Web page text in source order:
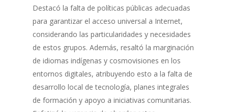
Destacó la falta de políticas públicas adecuadas
para garantizar el acceso universal a Internet,
considerando las particularidades y necesidades
de estos grupos. Además, resaltó la marginación
de idiomas indígenas y cosmovisiones en los
entornos digitales, atribuyendo esto a la falta de
desarrollo local de tecnología, planes integrales
de formación y apoyo a iniciativas comunitarias.